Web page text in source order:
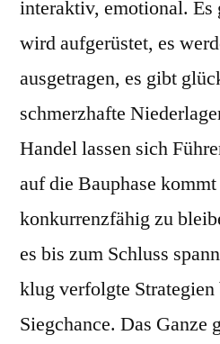
interaktiv, emotional. Es
wird aufgerüstet, es
ausgetragen, es gibt
schmerzhafte
Handel lassen sich
auf die Bauphase
konkurrenzfähig zu
es bis zum Schluss
klug verfolgte Strategien
Siegchance. Das Ganze